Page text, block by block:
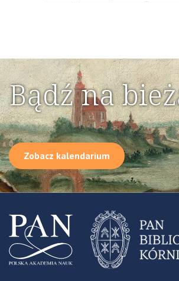
Bądź na
Zobacz kalendarium